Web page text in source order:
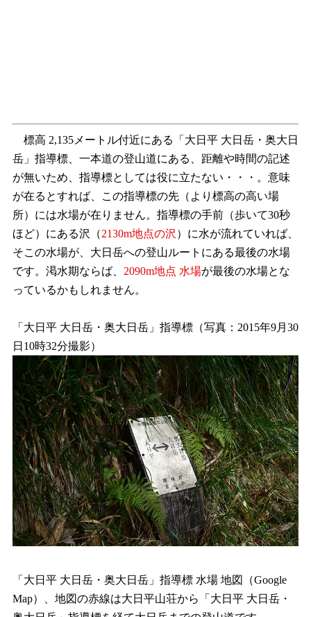
標高 2,135メートル付近にある「大日平 大日岳・奥大日
岳」指導標、一本道の登山道にある、距離や時間の記述
が無いため、指導標としては役に立たない・・・。意味
が在るとすれば、この指導標の先（より標高の高い場
所）には水場が在りません。指導標の手前（歩いて30秒
ほど）にある沢（2130m地点の沢 ）に水が流れていれば、
そこの水場が、大日岳への登山ルートにある最後の水場
です。渇水期ならば、 2090m地点 水場が最後の水場とな
っているかもしれません。
「大日平 大日岳・奥大日岳」指導標（写真：2015年9月30
日10時32分撮影）
「大日平 大日岳・奥大日岳」指導標 水場 地図（Google
Map）、地図の赤線は大日平山荘から「大日平 大日岳・